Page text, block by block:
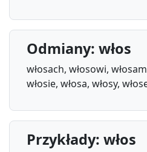
Odmiany: włos
włosach, włosowi,
włosie, włosa, włosy,
Przykłady: włos